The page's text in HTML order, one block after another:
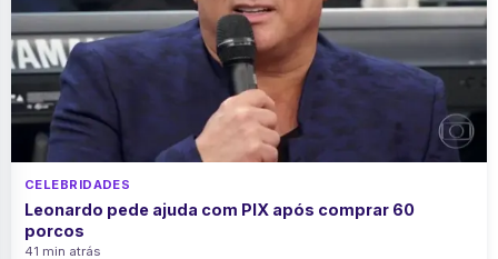
CELEBRIDADES
Leonardo pede ajuda com PIX após comprar 60
porcos
41 min atrás